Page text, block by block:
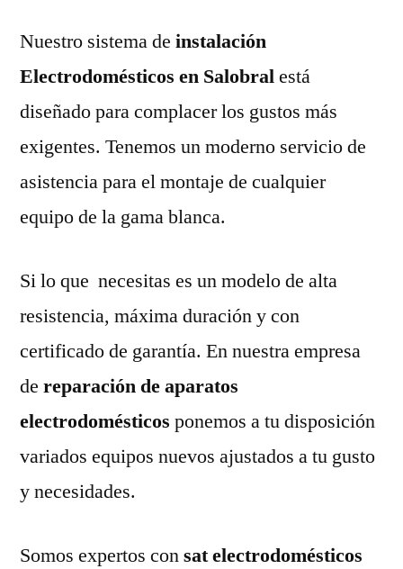
Nuestro sistema de instalación
Electrodomésticos en Salobralestá
diseñado para complacer los gustos más
exigentes. Tenemos un moderno servicio de
asistencia para el montaje de cualquier
equipo de la gama blanca.
Si lo que necesitas es un modelo de alta
resistencia, máxima duración y con
certificado de garantía. En nuestra empresa
de reparación de aparatos
electrodomésticos ponemos a tu disposición
variados equipos nuevos ajustados a tu gusto
y necesidades.
Somos expertos consat electrodomésticos